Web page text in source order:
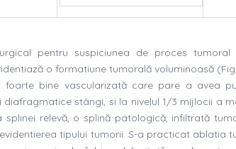
pentru suspiciunea de proces
o formatiune tumorală voluminoasă (Fig
foarte bine vascularizată care pare a avea
diafragmatice stângi, si la nivelul 1/3 mijlocii a
splinei relevă, o splină patologică, infiltrată
tipului tumorii. S-a practicat ablatia